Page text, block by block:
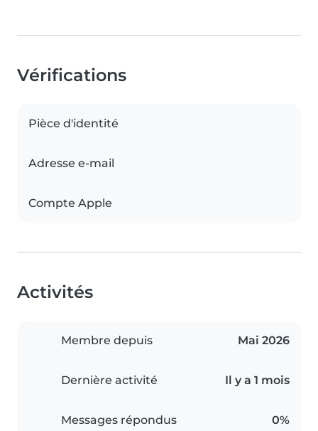
Vérifications
Pièce d'identité
Adresse e-mail
Compte Apple
Activités
Membre depuis Mai 2026
Dernière activité Il y a 1 mois
Messages répondus 0%